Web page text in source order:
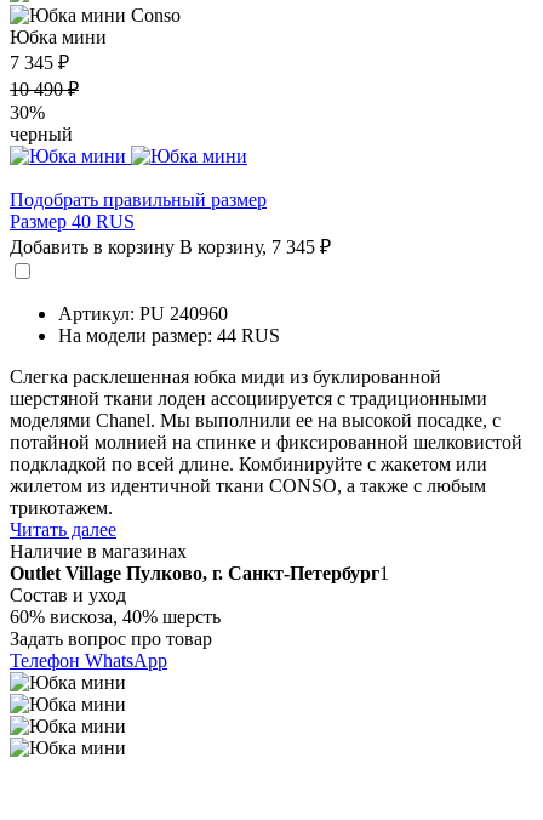
Юбка мини
7 345 ₽
10 490 ₽
30%
черный
Подобрать правильный размер
Размер 40 RUS
Добавить в корзину В корзину, 7 345 ₽
Артикул: PU 240960
На модели размер: 44 RUS
Слегка расклешенная юбка миди из буклированной
шерстяной ткани лоден ассоциируется с традиционными
моделями Chanel. Мы выполнили ее на высокой посадке, с
потайной молнией на спинке и фиксированной шелковистой
подкладкой по всей длине. Комбинируйте с жакетом или
жилетом из идентичной ткани CONSO, а также с любым
трикотажем.
Читать далее
Наличие в магазинах
Outlet Village Пулково, г. Санкт-Петербург1
Состав и уход
60% вискоза, 40% шерсть
Задать вопрос про товар
Телефон WhatsApp